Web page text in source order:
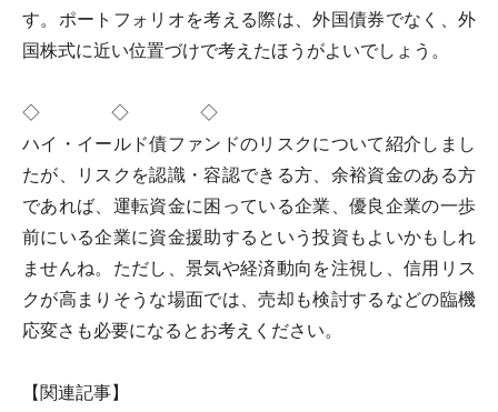
す。ポートフォリオを考える際は、外国債券でなく、外
国株式に近い位置づけで考えたほうがよいでしょう。
◇ ◇ ◇
ハイ・イールド債ファンドのリスクについて紹介しまし
たが、リスクを認識・容認できる方、余裕資金のある方
であれば、運転資金に困っている企業、優良企業の一歩
前にいる企業に資金援助するという投資もよいかもしれ
ませんね。ただし、景気や経済動向を注視し、信用リス
クが高まりそうな場面では、売却も検討するなどの臨機
応変さも必要になるとお考えください。
【関連記事】